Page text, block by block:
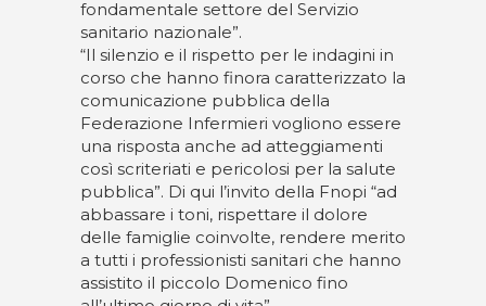
fondamentale settore del Servizio
sanitario nazionale”.
“Il silenzio e il rispetto per le indagini in
corso che hanno finora caratterizzato la
comunicazione pubblica della
Federazione Infermieri vogliono essere
una risposta anche ad atteggiamenti
così scriteriati e pericolosi per la salute
pubblica”. Di qui l’invito della Fnopi “ad
abbassare i toni, rispettare il dolore
delle famiglie coinvolte, rendere merito
a tutti i professionisti sanitari che hanno
assistito il piccolo Domenico fino